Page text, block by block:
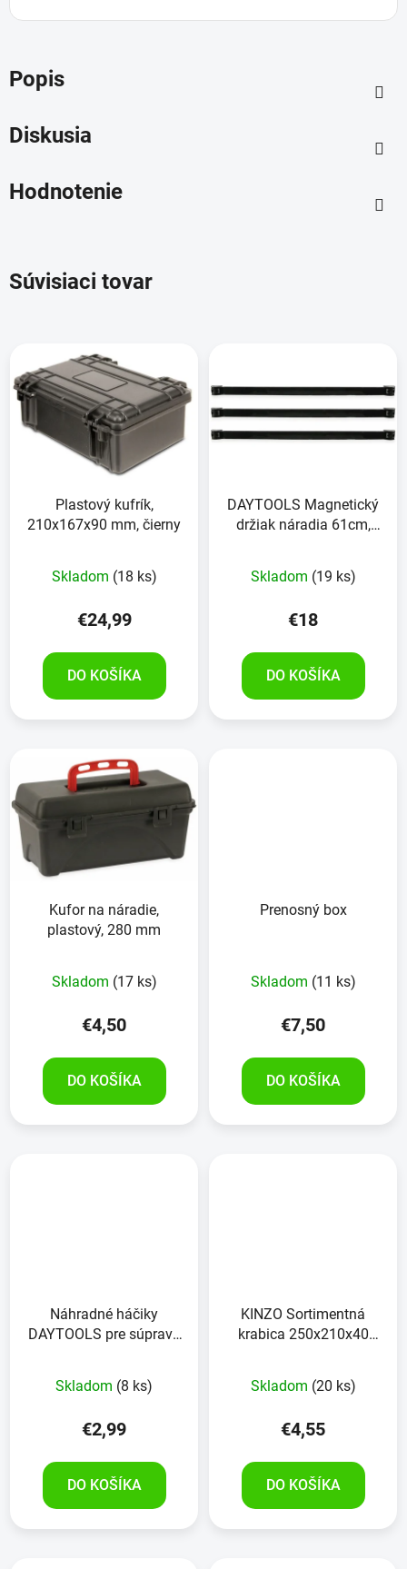
Popis
Diskusia
Hodnotenie
Súvisiaci tovar
Plastový kufrík,
210x167x90 mm, čierny
Skladom (18 ks)
€24,99
DO KOŠÍKA
DAYTOOLS Magnetický
držiak náradia 61cm,
Skladom (19 ks)
€18
DO KOŠÍKA
Kufor na náradie,
plastový, 280 mm
Skladom (17 ks)
€4,50
DO KOŠÍKA
Prenosný box
Skladom (11 ks)
€7,50
DO KOŠÍKA
Náhradné háčiky
DAYTOOLS pre súpravu
Skladom (8 ks)
€2,99
DO KOŠÍKA
KINZO Sortimentná
krabica 250x210x40
Skladom (20 ks)
€4,55
DO KOŠÍKA